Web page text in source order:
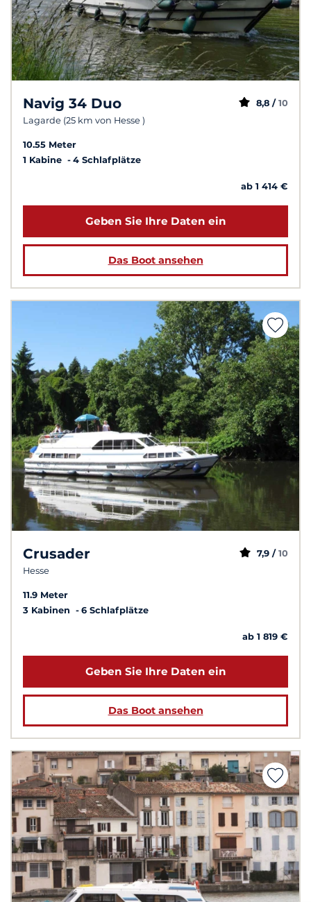
Navig 34 Duo
Lagarde (25 km von Hesse )
8,8 / 10
10.55 Meter
1 Kabine
4 Schlafplätze
ab 1 414 €
Geben Sie Ihre Daten ein
Das Boot ansehen
Crusader
Hesse
7,9 / 10
11.9 Meter
3 Kabinen
6 Schlafplätze
ab 1 819 €
Geben Sie Ihre Daten ein
Das Boot ansehen